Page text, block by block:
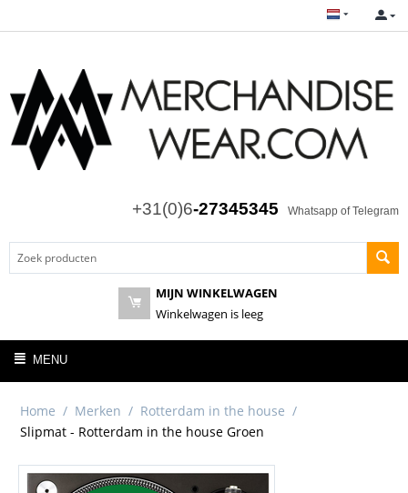
+31(0)6-27345345 Whatsapp of Telegram
MIJN WINKELWAGEN
Winkelwagen is leeg
MENU
Home / Merken / Rotterdam in the house /
Slipmat - Rotterdam in the house Groen